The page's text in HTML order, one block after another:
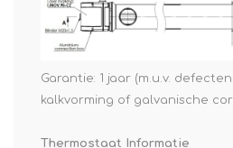
Garantie: 1 jaar (m.u.v.
kalkvorming of galvanische
Thermostaat Informatie